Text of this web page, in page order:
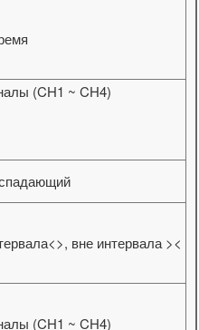
(CH1 ~ CH4)
вне интервала ><
(CH1 ~ CH4)